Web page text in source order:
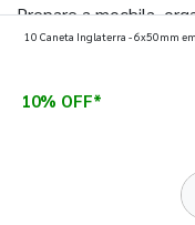
Prepare a mochila,
que fazem toda
10 Caneta Inglaterra - 6x50mm
10% OFF*